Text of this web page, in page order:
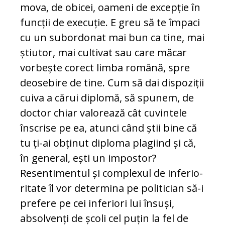
mo­va, de obicei, oameni de excepție în
func­ții de execuție. E greu să te împaci
cu un subordonat mai bun ca tine, mai
știutor, mai cultivat sau care măcar
vorbește co­rect limba română, spre
deosebire de tine. Cum să dai dispoziții
cuiva a cărui di­plo­mă, să spunem, de
doctor chiar valorează cât cuvintele
înscrise pe ea, atunci când știi bine că
tu ți-ai obținut diploma pla­giind și că,
în general, ești un impostor?
Resentimentul și complexul de inferio­
ri­tate îl vor determina pe politician să-i
pre­fere pe cei inferiori lui însuși,
absolvenți de școli cel puțin la fel de